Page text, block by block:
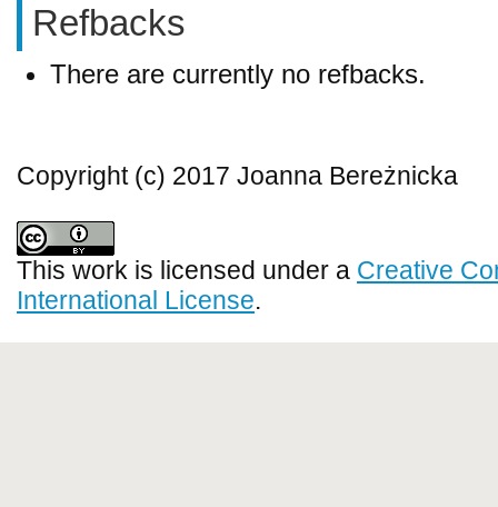
Refbacks
There are currently no refbacks.
Copyright (c) 2017 Joanna Bereżnicka
This work is licensed under a Creative
International License.